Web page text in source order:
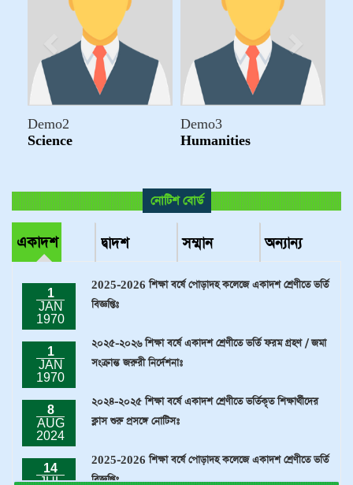
Humanities
Demo2
নোটিশ বোর্ড
একাদশ দ্বাদশ সম্মান অন্যান্য
JAN
1970
2025-2026 শিক্ষা বর্ষে পোড়াদহ কলেজে একাদশ শ্রেণীতে ভর্তি
বিজ্ঞপ্তিঃ
1
JAN
1970
সংক্রান্ত জরুরী নির্দেশনাঃ
8
AUG
2024
ক্লাস শুরু প্রসঙ্গে নোটিসঃ
14
JUL
2024
বিজ্ঞপ্তিঃ